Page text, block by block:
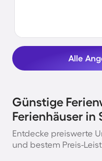
Alle
Günstige
Ferienhäuser in
Entdecke preiswerte
und bestem Preis-